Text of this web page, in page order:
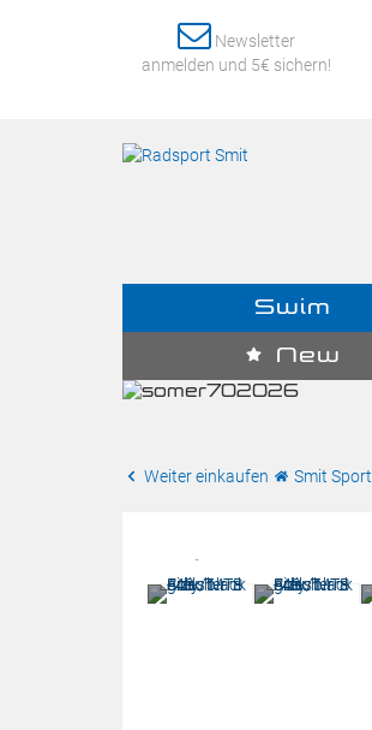
Newsletter
anmelden und 5€ sichern!
Swim
New
Weiter einkaufen Smit Sport